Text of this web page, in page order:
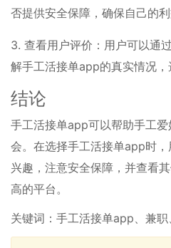
否提供安全保障，确保自己的利
3. 查看用户评价：用户可以通
解手工活接单app的真实情况，
结论
手工活接单app可以帮助手工
会。在选择手工活接单app时
兴趣，注意安全保障，并查看
高的平台。
关键词：手工活接单app、兼